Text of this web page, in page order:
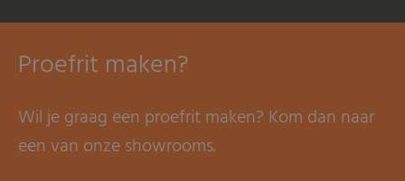
Proefrit maken?
Wil je graag een proefrit maken? Kom dan naar
een van onze showrooms.